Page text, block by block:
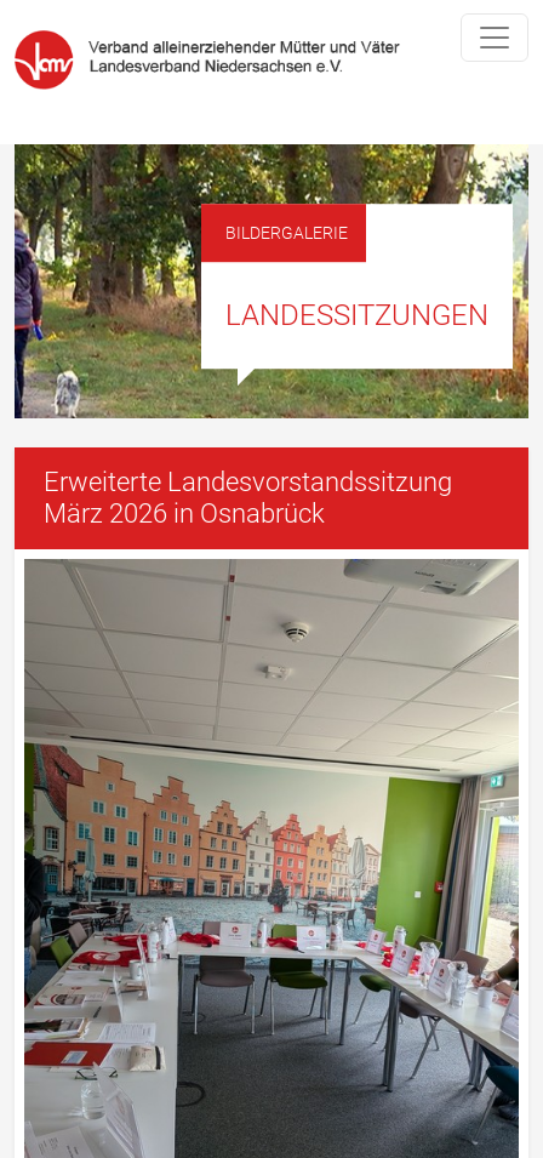
BILDERGALERIE
LANDESSITZUNGEN
Erweiterte Landesvorstandssitzung
März 2026 in Osnabrück